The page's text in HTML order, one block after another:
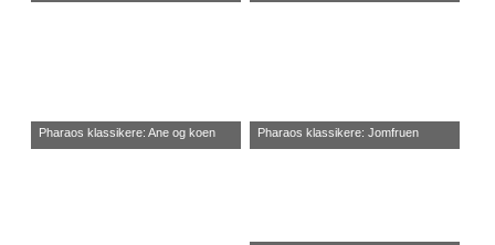
Pharaos klassikere: Ane og koen Pharaos klassikere: Jomfruen